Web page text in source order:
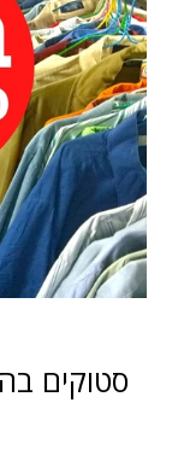
סטוקים